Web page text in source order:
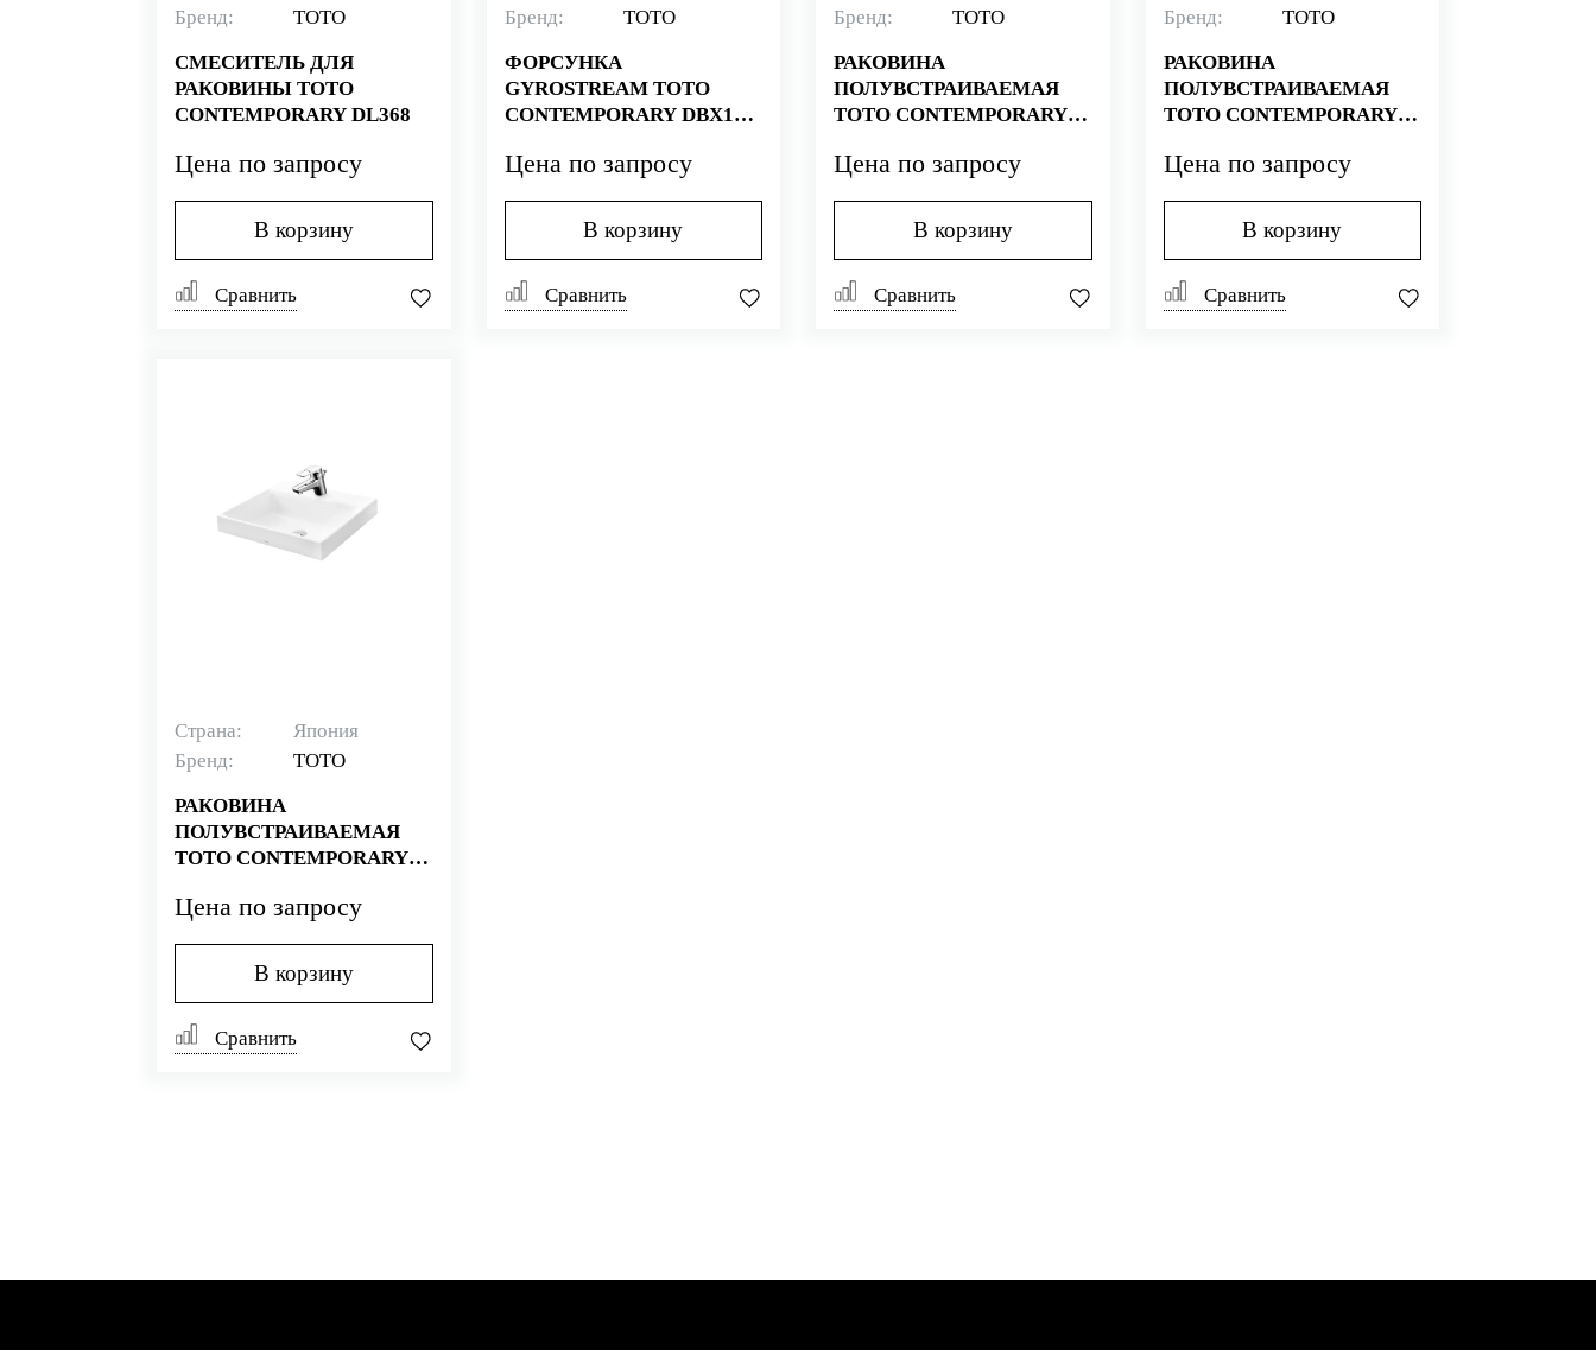
Бренд:
TOTO
СМЕСИТЕЛЬ ДЛЯ
РАКОВИНЫ TOTO
CONTEMPORARY DL368
Цена по запросу
В корзину
Сравнить
Бренд:
TOTO
ФОРСУНКА
GYROSTREAM TOTO
CONTEMPORARY DBX116-
Цена по запросу
В корзину
Сравнить
Бренд:
TOTO
РАКОВИНА
ПОЛУВСТРАИВАЕМАЯ
TOTO CONTEMPORARY
Цена по запросу
В корзину
Сравнить
Бренд:
TOTO
РАКОВИНА
ПОЛУВСТРАИВАЕМАЯ
TOTO CONTEMPORARY
Цена по запросу
В корзину
Сравнить
Страна:
Япония
Бренд:
TOTO
РАКОВИНА
ПОЛУВСТРАИВАЕМАЯ
TOTO CONTEMPORARY
Цена по запросу
В корзину
Сравнить